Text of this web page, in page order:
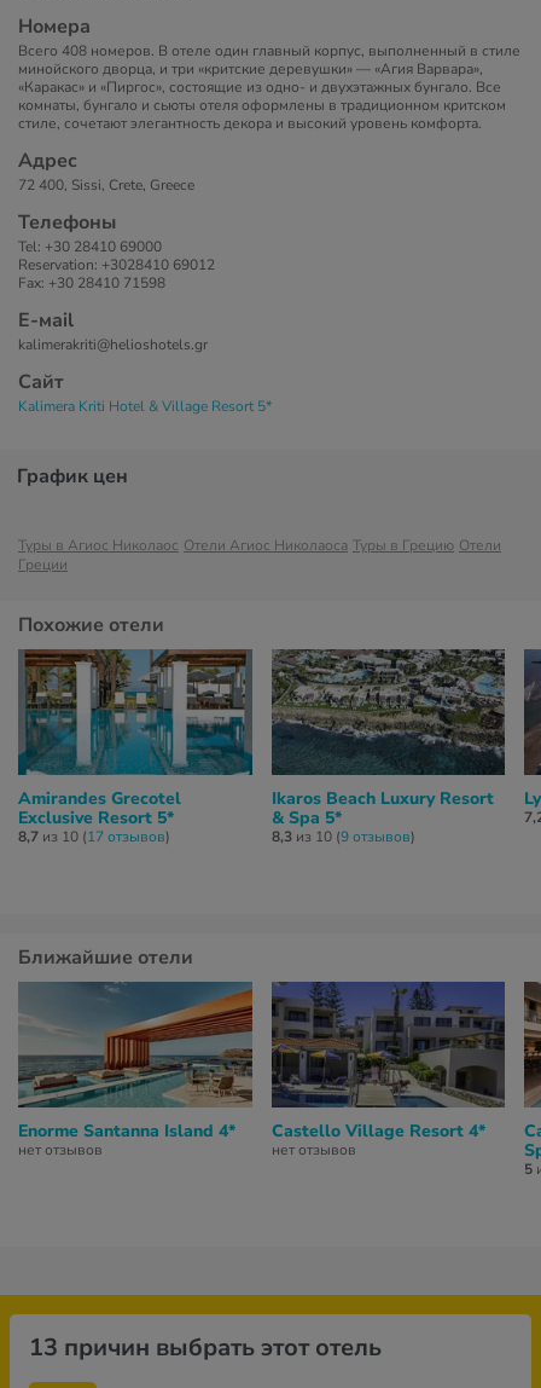
Номера
Всего 408 номеров. В отеле один главный корпус, выполненный в стиле
минойского дворца, и три «критские деревушки» — «Агия Варвара»,
«Каракас» и «Пиргос», состоящие из одно- и двухэтажных бунгало. Все
комнаты, бунгало и сьюты отеля оформлены в традиционном критском
стиле, сочетают элегантность декора и высокий уровень комфорта.
Адрес
72 400, Sissi, Crete, Greece
Телефоны
Tel: +30 28410 69000
Reservation: +3028410 69012
Fax: +30 28410 71598
Е-маil
kalimerakriti@helioshotels.gr
Сайт
Kalimera Kriti Hotel & Village Resort 5*
График цен
Туры в Агиос Николаос Отели Агиос Николаоса Туры в Грецию Отели
Греции
Похожие отели
Amirandes Grecotel
Exclusive Resort 5*
8,7 из 10 (17 отзывов)
Ikaros Beach Luxury Resort
& Spa 5*
8,3из 10 (9 отзывов)
Ближайшие отели
Enorme Santanna Island 4*
нет отзывов
Castello Village Resort 4*
нет отзывов
5
13 причин выбрать этот отель